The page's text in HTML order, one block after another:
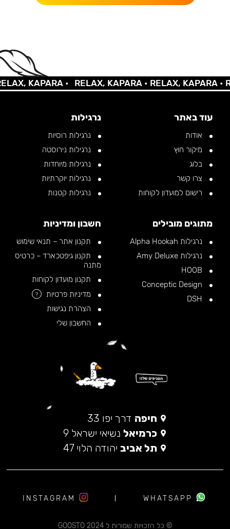
KAPARA • RELAX, KAPARA •RELAX, KAPARA •
עוד באתר
אודות
מיקור חוץ
בלוג
צרו קשר
רישום למועדון לקוחות
נרגילות
נרגילות רוסיות
נרגילות נירוסטה
נרגילות מיוחדות
נרגילות יוקרתיות
נרגילות קטנות
מתוגים מובילים
נרגילות Alpha Hookah
נרגילות Amy Deluxe
חשבון ומדיניות
תקנון אתר – תנאי שימוש
תקנון גיפטכארד – כרטיס
מתנה
תקנון מועדון לקוחות
מדיניות פרטיות
?
הצהרת נגישות
החשבון שלי
חיפה דרך יפו 33
כרמיאל נשיאי ישראל 9
תל אביב יהודה הלוי 47
© כל הזכויות שמורות ל 2024 GOOSTO
WHATSAPP
INSTAGRAM